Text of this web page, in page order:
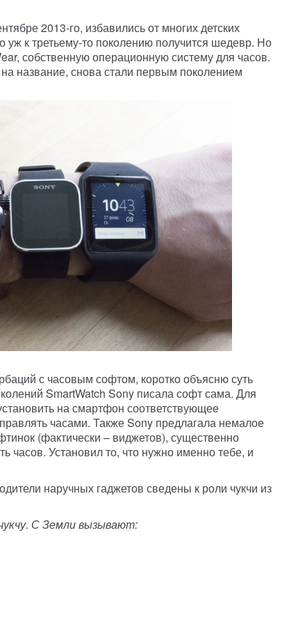
2013-го, избавились от многих детских
к третьему-то поколению получится шедевр. Но
собственную операционную систему для часов.
название, снова стали первым поколением
с часовым софтом, коротко объясню суть
SmartWatch Sony писала софт сама. Для
на смартфон соответствующее
часами. Также Sony предлагала немалое
(фактически – виджетов), существенно
часов. Установил то, что нужно именно тебе, и
наручных гаджетов сведены к роли чукчи из
С Земли вызывают: